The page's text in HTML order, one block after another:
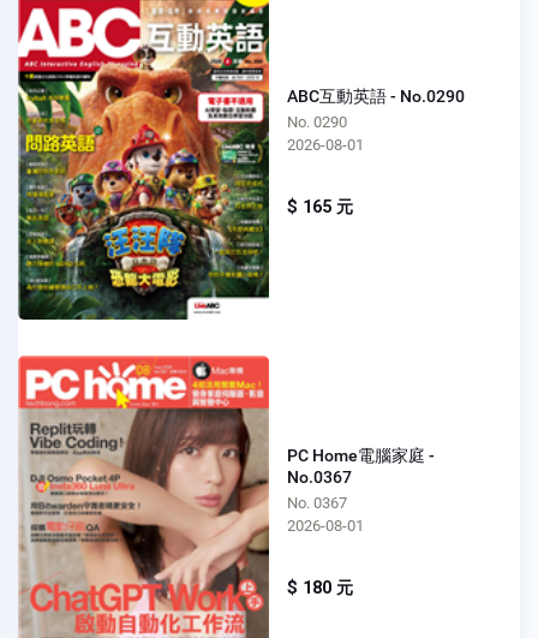
ABC互動英語 - No.0290
No. 0290
2026-08-01
$ 165 元
PC Home電腦家庭 -
No.0367
No. 0367
2026-08-01
$ 180 元